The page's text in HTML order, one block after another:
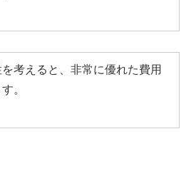
考えると、非常に優れた費用
。